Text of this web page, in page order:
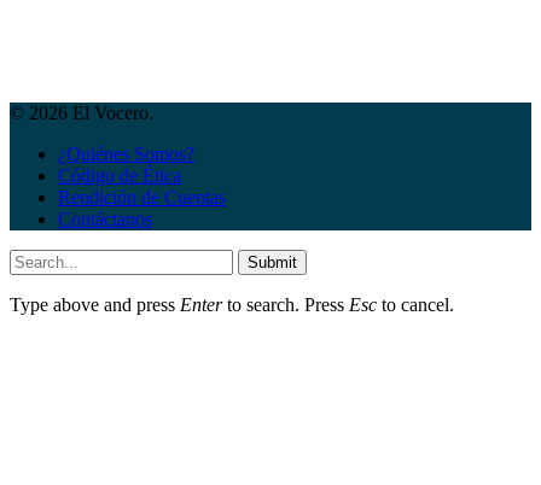
© 2026 El Vocero.
¿Quiénes Somos?
Código de Ética
Rendición de Cuentas
Contáctanos
Submit
Type above and press Enterto search. Press Esc to cancel.